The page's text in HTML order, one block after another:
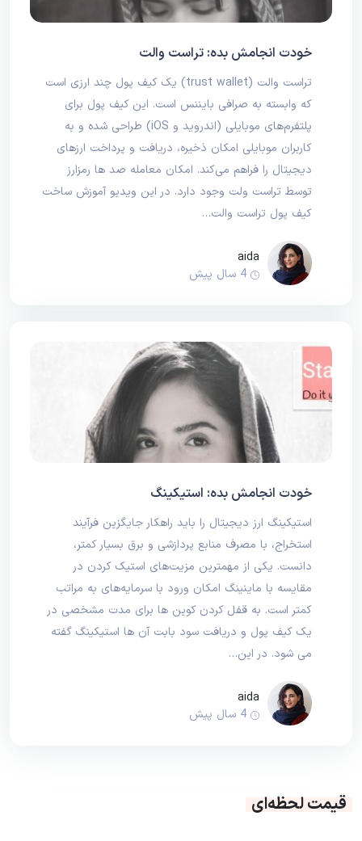
خودت انجامش بده: تراست والت
تراست والت (trust wallet) یک کیف پول چند ارزی است
که وابسته به صرافی بایننس است. این کیف پول برای
پلتفرم‌های موبایلی (اندروید و iOS) طراحی شده و به
کاربران موبایلی امکان ذخیره، دریافت و پرداخت ارزهای
دیجیتال را فراهم می‌کند. امکان معامله صد ها رمزارز
توسط تراست ولت وجود دارد. در این ویدیو آموزش ساخت
کیف پول تراست والت…
aida
4 سال پیش
خودت انجامش بده: استیکینگ
استیکینگ ارز دیجیتال را باید راهکار جایگزین فرآیند
استخراج، با مصرف منابع پردازشی و برق بسیار کمتر،
دانست. یکی از مهمترین مزیت‌های استیک کردن در
مقایسه با ماینینگ امکان ورود با سرمایه‌های به مراتب
کمتر است. به قفل کردن کوین ها برای مدت مشخصی در
یک کیف پول و دریافت سود بابت آن ها استیکینگ گفته
می شود. در این…
aida
4 سال پیش
قیمت لحظه‌ای